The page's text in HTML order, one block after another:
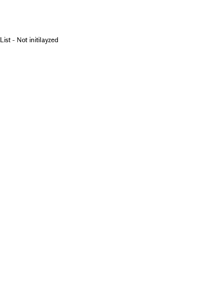
List - Not initilayzed